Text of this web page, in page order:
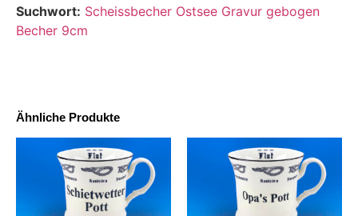
Suchwort: Scheissbecher Ostsee Gravur gebogen
Becher 9cm
Ähnliche Produkte